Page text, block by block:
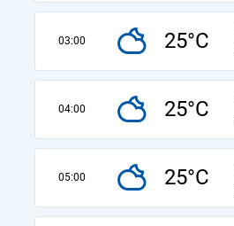
03:00 25°C
04:00 25°C
05:00 25°C